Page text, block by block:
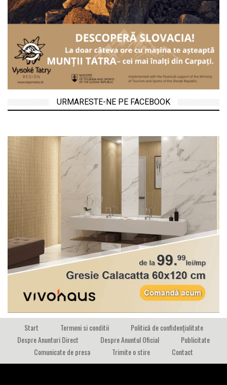
URMARESTE-NE PE FACEBOOK
Start Termeni si conditii
Politică de confidențialitate
Despre Anunturi Direct
Despre Anuntul Oficial
Publicitate
Comunicate de presa
Trimite o stire Contact